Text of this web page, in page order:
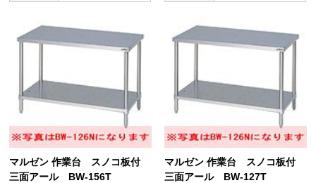
マルゼン 作業台 スノコ板付
三面アール BW-156T
マルゼン 作業台 スノコ板付
三面アール BW-127T